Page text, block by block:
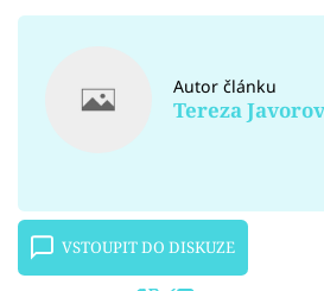
Autor článku
Tereza
VSTOUPIT DO DISKUZE